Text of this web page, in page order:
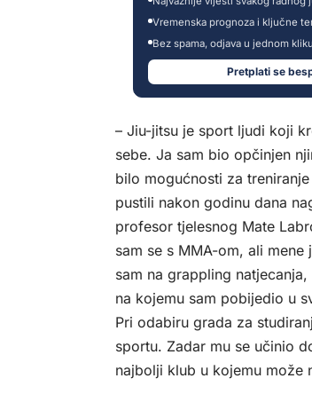
Vremenska prognoza i ključne
Bez spama, odjava u jednom kliku
Pretplati se
– Jiu-jitsu je sport ljudi koji
sebe. Ja sam bio opčinjen
bilo mogućnosti za
pustili nakon godinu dana
profesor tjelesnog Mate
sam se s MMA-om, ali
sam na grappling
na kojemu sam pobijedio u
Pri odabiru grada za
sportu. Zadar mu se učinio
najbolji klub u kojemu može